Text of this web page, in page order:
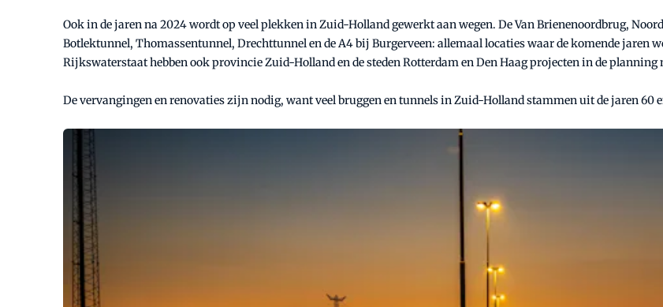
Ook in de jaren na 2024 wordt op veel plekken in Zuid-Holland gewerkt aan wegen. De Van Brienenoordbrug,
Botlektunnel, Thomassentunnel, Drechttunnel en de A4 bij Burgerveen: allemaal locaties waar de komende jaren
Rijkswaterstaat hebben ook provincie Zuid-Holland en de steden Rotterdam en Den Haag projecten in de planning
De vervangingen en renovaties zijn nodig, want veel bruggen en tunnels in Zuid-Holland stammen uit de jaren 60